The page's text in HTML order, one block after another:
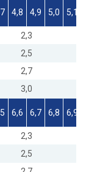
4,8 4,9 5,0 5,1
2,3
2,5
2,7
3,0
6,6 6,7 6,8 6,9
2,3
2,5